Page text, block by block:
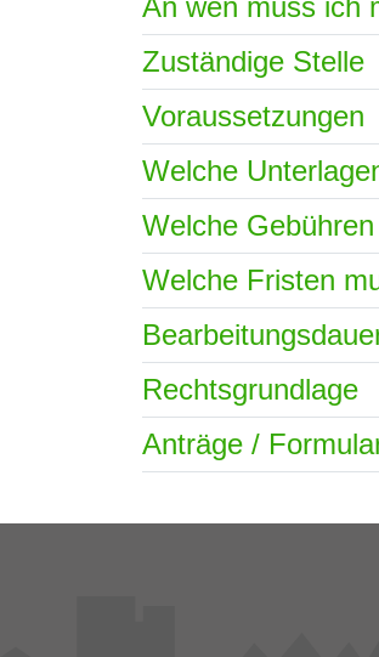
An wen muss ich
Zuständige Stelle
Voraussetzungen
Welche
Welche
Welche Fristen
Rechtsgrundlage
Anträge /